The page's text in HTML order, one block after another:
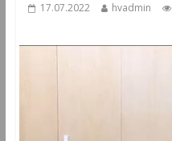
17.07.2022 hvadmin